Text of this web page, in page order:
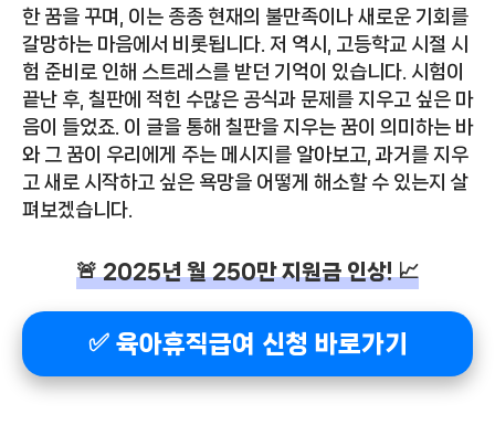
한 꿈을 꾸며, 이는 종종 현재의 불만족이나 새로운 기회를
갈망하는 마음에서 비롯됩니다. 저 역시, 고등학교 시절 시
험 준비로 인해 스트레스를 받던 기억이 있습니다. 시험이
끝난 후, 칠판에 적힌 수많은 공식과 문제를 지우고 싶은 마
음이 들었죠. 이 글을 통해 칠판을 지우는 꿈이 의미하는 바
와 그 꿈이 우리에게 주는 메시지를 알아보고, 과거를 지우
고 새로 시작하고 싶은 욕망을 어떻게 해소할 수 있는지 살
펴보겠습니다.
🚨 2025년 월 250만 지원금 인상! 📈
✅ 육아휴직급여 신청 바로가기